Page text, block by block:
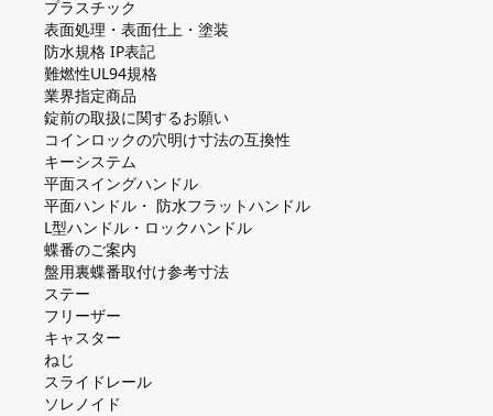
プラスチック
表面処理・表面仕上・塗装
防⽔規格 IP表記
難燃性UL94規格
業界指定商品
錠前の取扱に関するお願い
コインロックの⽳明け⼨法の互換性
キーシステム
平⾯スイングハンドル
平⾯ハンドル・ 防⽔フラットハンドル
L型ハンドル・ロックハンドル
蝶番のご案内
盤⽤裏蝶番取付け参考⼨法
ステー
フリーザー
キャスター
ねじ
スライドレール
ソレノイド